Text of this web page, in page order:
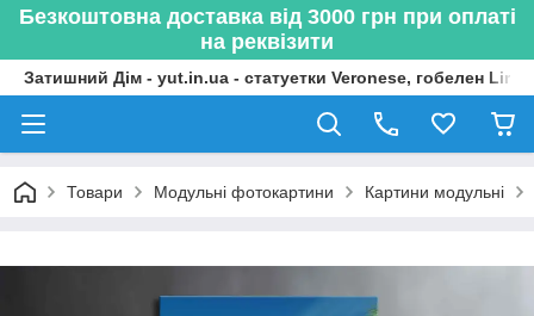
Безкоштовна доставка від 3000 грн при оплаті
на реквізити
Затишний Дім - yut.in.ua - статуетки Veronese, гобелен
Товари Модульні фотокартини Картини модульні